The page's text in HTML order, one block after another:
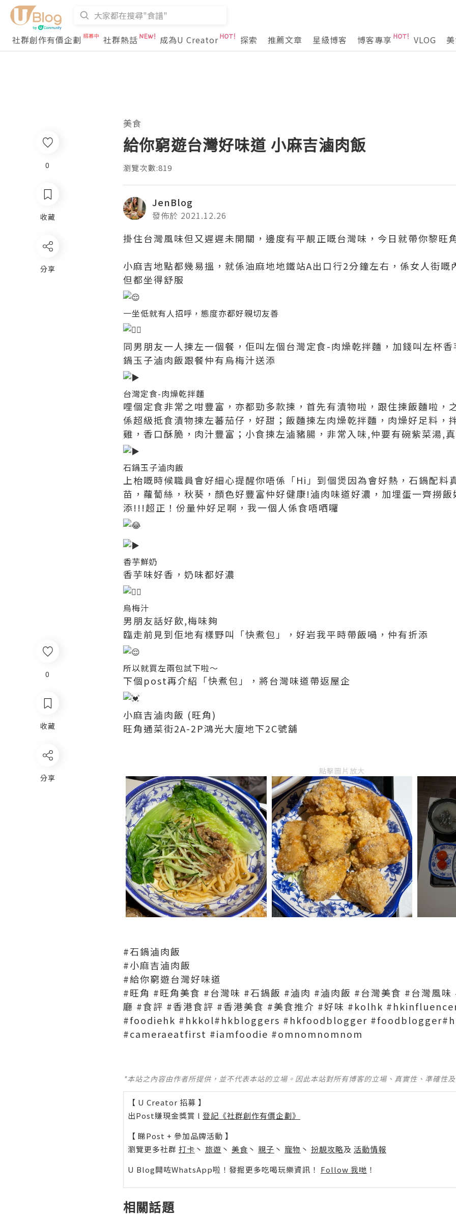
社群創作有價企劃 社群熱話 成為U Creator 探索 推薦文章 星級博客 博客專享 VLOG
0
收藏
分享
美食
給你窮遊台灣好味道 小麻吉滷肉飯
瀏覽次數:819
JenBlog
發佈於 2021.12.26
掛住台灣風味但又遲遲未開關，邊度有平靚正嘅台灣味，今日就帶你黎旺
小麻吉地點都幾易搵，就係油麻地地鐵站A出口行2分鐘左右，係女人街嘅
但都坐得舒服
一坐低就有人招呼，態度亦都好親切友善
同男朋友一人揀左一個餐，佢叫左個台灣定食-肉燥乾拌麵，加錢叫左杯
鍋玉子滷肉飯跟餐仲有烏梅汁送添
台灣定食-肉燥乾拌麵
哩個定食非常之咁豐富，亦都勁多款揀，首先有漬物啦，跟住揀飯麵啦，
係超級抵食漬物揀左蕃茄仔，好甜；飯麵揀左肉燥乾拌麵，肉燥好足料，
雞，香口酥脆，肉汁豐富；小食揀左滷豬腸，非常入味,仲要有碗紫菜湯,
石鍋玉子滷肉飯
上枱嘅時候職員會好細心提醒你唔係「Hi」到個煲因為會好熱，石鍋配料
苗，蘿蔔絲，秋葵，顏色好豐富仲好健康!滷肉味道好濃，加埋蛋一齊撈
添!!!超正！份量仲好足啊，我一個人係食唔哂囉
香芋鮮奶
香芋味好香，奶味都好濃
烏梅汁
男朋友話好飲,梅味夠
臨走前見到佢地有樣野叫「快煮包」，好岩我平時帶飯喎，仲有折添
所以就買左兩包試下啦～
下個post再介紹「快煮包」，將台灣味道帶返屋企
小麻吉滷肉飯 (旺角)
旺角通菜街2A-2P鴻光大廈地下2C號舖
點擊圖片放大
#石鍋滷肉飯
#小麻吉滷肉飯
#給你窮遊台灣好味道
#旺角 #旺角美食 #台灣味 #石鍋飯 #滷肉 #滷肉飯 #台灣美食 #台灣風味
廳 #食評 #香港食評 #香港美食 #美食推介 #好味 #kolhk
#foodiehk #hkkol#hkbloggers #hkfoodblogger #foodblogger
#cameraeatfirst #iamfoodie #omnomnomnom
*本站之內容由作者所提供，並不代表本站的立場。因此本站對所有博客的立場、真實性、準確性
【 U Creator 招募 】
出Post賺現金獎賞 l 登記《社群創作有價企劃》
【 睇Post + 參加品牌活動 】
瀏覽更多社群 打卡 丶 旅遊 丶 美食 丶 親子 丶 寵物 丶 扮靚攻略及 活動情報
U Blog開咗WhatsApp啦！發掘更多吃喝玩樂資訊！ Follow 我哋 ！
相關話題
0
收藏
分享